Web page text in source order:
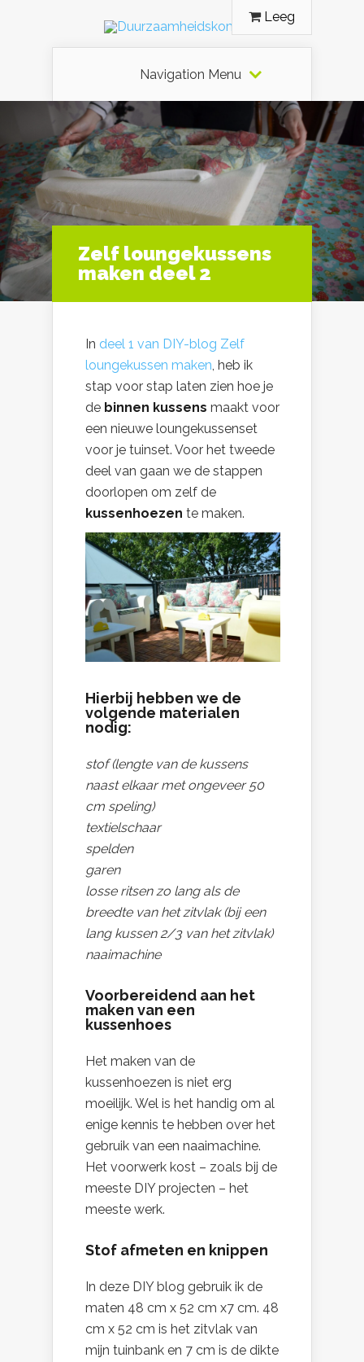
Leeg
Navigation Menu
Zelf loungekussens
maken deel 2
In deel 1 van DIY-blog Zelf
loungekussen maken, heb ik
stap voor stap laten zien hoe je
de binnen kussens maakt voor
een nieuwe loungekussenset
voor je tuinset. Voor het tweede
deel van gaan we de stappen
doorlopen om zelf de
kussenhoezen te maken.
Hierbij hebben we de
volgende materialen
nodig:
stof (lengte van de kussens
naast elkaar met ongeveer 50
cm speling)
textielschaar
spelden
garen
losse ritsen zo lang als de
breedte van het zitvlak (bij een
lang kussen 2/3 van het zitvlak)
naaimachine
Voorbereidend aan het
maken van een
kussenhoes
Het maken van de
kussenhoezen is niet erg
moeilijk. Wel is het handig om al
enige kennis te hebben over het
gebruik van een naaimachine.
Het voorwerk kost – zoals bij de
meeste DIY projecten – het
meeste werk.
Stof afmeten en knippen
In deze DIY blog gebruik ik de
maten 48 cm x 52 cm x7 cm. 48
cm x 52 cm is het zitvlak van
mijn tuinbank en 7 cm is de dikte